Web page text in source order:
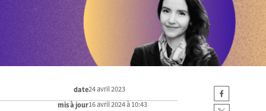
date24 avril 2023
mis à jour16 avril 2024 à 10:43